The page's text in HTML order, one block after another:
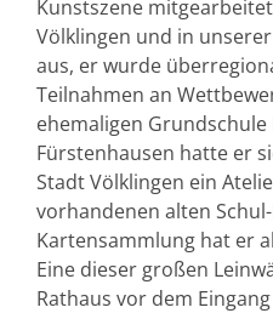
Kunstszene
Völklingen und in
aus, er wurde
Teilnahmen an
ehemaligen
Fürstenhausen hatte er
Stadt Völklingen ein
vorhandenen alten
Kartensammlung hat er
Eine dieser großen
Rathaus vor dem